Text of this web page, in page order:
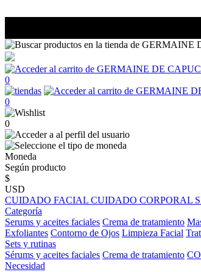
0
0
0
Moneda
Según producto
$
USD
CUIDADO FACIAL CUIDADO CORPORAL
Categoría
Serums y aceites faciales Crema de tratamiento
Exfoliantes Contorno de Ojos Limpieza Facial
Sets y rutinas
Sérums y aceites faciales Crema de tratamiento
Necesidad